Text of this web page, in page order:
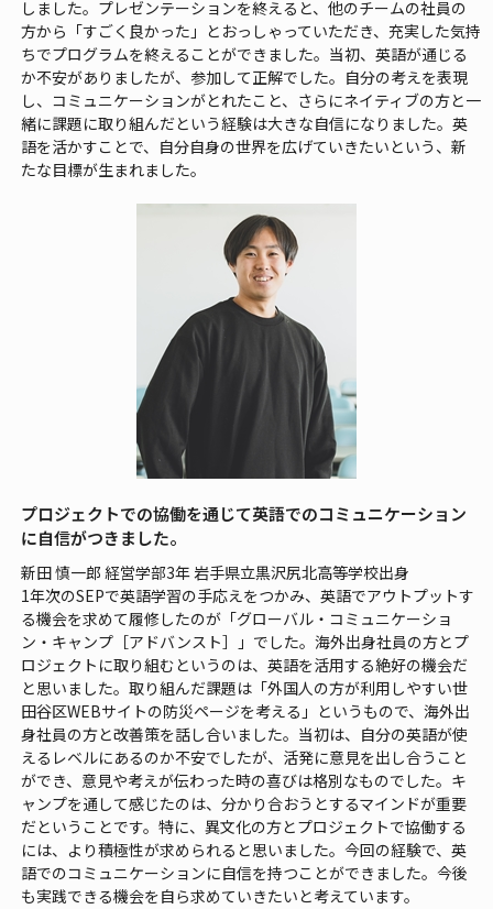
しました。プレゼンテーションを終えると、他のチームの社員の
方から「すごく良かった」とおっしゃっていただき、充実した気持
ちでプログラムを終えることができました。当初、英語が通じる
か不安がありましたが、参加して正解でした。自分の考えを表現
し、コミュニケーションがとれたこと、さらにネイティブの方と一
緒に課題に取り組んだという経験は大きな自信になりました。英
語を活かすことで、自分自身の世界を広げていきたいという、新
たな目標が生まれました。
プロジェクトでの協働を通じて英語でのコミュニケーション
に自信がつきました。
新田 慎一郎 経営学部3年 岩手県立黒沢尻北高等学校出身
1年次のSEPで英語学習の手応えをつかみ、英語でアウトプットす
る機会を求めて履修したのが「グローバル・コミュニケーショ
ン・キャンプ［アドバンスト］」でした。海外出身社員の方とプ
ロジェクトに取り組むというのは、英語を活用する絶好の機会だ
と思いました。取り組んだ課題は「外国人の方が利用しやすい世
田谷区WEBサイトの防災ページを考える」というもので、海外出
身社員の方と改善策を話し合いました。当初は、自分の英語が使
えるレベルにあるのか不安でしたが、活発に意見を出し合うこと
ができ、意見や考えが伝わった時の喜びは格別なものでした。キ
ャンプを通して感じたのは、分かり合おうとするマインドが重要
だということです。特に、異文化の方とプロジェクトで協働する
には、より積極性が求められると思いました。今回の経験で、英
語でのコミュニケーションに自信を持つことができました。今後
も実践できる機会を自ら求めていきたいと考えています。